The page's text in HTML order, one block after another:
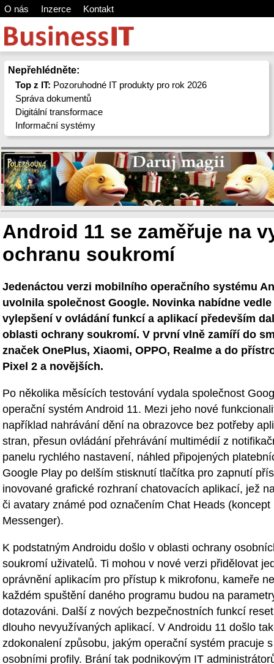
O nás Inzerce Kontakt
Nepřehlédněte:
Top z IT: Pozoruhodné IT produkty pro rok 2026
Správa dokumentů
Digitální transformace
Informační systémy
Android 11 se zaměřuje na
ochranu soukromí
Jedenáctou verzi mobilního operačního systému
uvolnila společnost Google. Novinka nabídne vedle
vylepšení v ovládání funkcí a aplikací především
oblasti ochrany soukromí. V první vlně zamíří do
značek OnePlus, Xiaomi, OPPO, Realme a do
Pixel 2 a novějších.
Po několika měsících testování vydala společnost
operační systém Android 11. Mezi jeho nové
například nahrávání dění na obrazovce bez potřeby
stran, přesun ovládání přehrávání multimédií z
panelu rychlého nastavení, náhled připojených
Google Play po delším stisknutí tlačítka pro zapnutí
inovované grafické rozhraní chatovacích aplikací, jež
či avatary známé pod označením Chat Heads (koncept
Messenger).
K podstatným Androidu došlo v oblasti ochrany
soukromí uživatelů. Ti mohou v nové verzi přidělovat
oprávnění aplikacím pro přístup k mikrofonu, kameře
každém spuštění daného programu budou na
dotazováni. Další z nových bezpečnostních funkcí
dlouho nevyužívaných aplikací. V Androidu 11 došlo
zdokonalení způsobu, jakým operační systém pracuje
osobními profily. Brání tak podnikovým IT